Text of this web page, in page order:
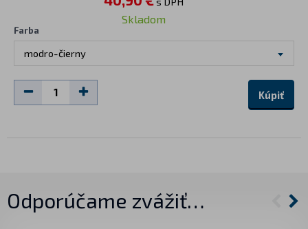
Skladom
Farba
modro-čierny
Kúpiť
Odporúčame zvážiť…